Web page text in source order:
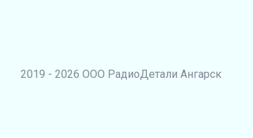
2019 - 2026 ООО РадиоДетали Ангарск